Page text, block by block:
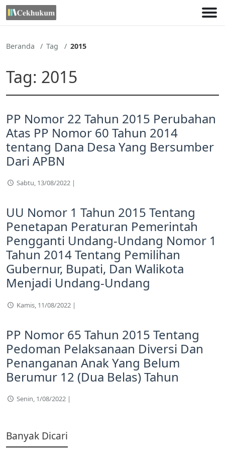
Lewati
ke
Beranda Tag 2015
Tag: 2015
PP Nomor 22 Tahun 2015 Perubahan
Atas PP Nomor 60 Tahun 2014
tentang Dana Desa Yang Bersumber
Dari APBN
Sabtu, 13/08/2022 |
UU Nomor 1 Tahun 2015 Tentang
Penetapan Peraturan Pemerintah
Pengganti Undang-Undang Nomor 1
Tahun 2014 Tentang Pemilihan
Gubernur, Bupati, Dan Walikota
Menjadi Undang-Undang
Kamis, 11/08/2022 |
PP Nomor 65 Tahun 2015 Tentang
Pedoman Pelaksanaan Diversi Dan
Penanganan Anak Yang Belum
Berumur 12 (Dua Belas) Tahun
Senin, 1/08/2022 |
Banyak Dicari